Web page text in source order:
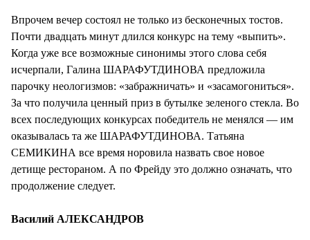
Впрочем вечер состоял не только из бесконечных тостов.
Почти двадцать минут длился конкурс на тему «выпить».
Когда уже все возможные синонимы этого слова себя
исчерпали, Галина ШАРАФУТДИНОВА предложила
парочку неологизмов: «забражничать» и «засамогониться».
За что получила ценный приз в бутылке зеленого стекла. Во
всех последующих конкурсах победитель не менялся — им
оказывалась та же ШАРАФУТДИНОВА. Татьяна
СЕМИКИНА все время норовила назвать свое новое
детище рестораном. А по Фрейду это должно означать, что
продолжение следует.
Василий АЛЕКСАНДРОВ